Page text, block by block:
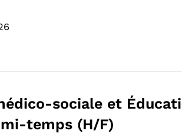
sociale et
temps (H/F)